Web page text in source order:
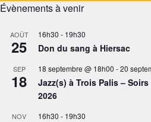
Évènements à venir
AOÛT
25
16h30 - 19h30
Don du sang à Hiersac
SEP
18
18 septembre @ 18h00 -20
Jazz(s) à Trois Palis –
2026
NOV 16h30 - 19h30